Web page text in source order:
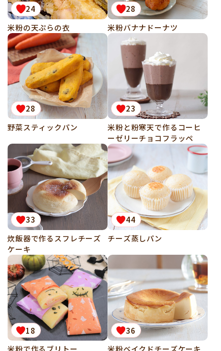
24
米粉の天ぷらの衣
28
米粉バナナドーナツ
28
野菜スティックパン
23
米粉と粉寒天で作るコーヒ
ーゼリーチョコフラッペ
33
炊飯器で作るスフレチーズ
ケーキ
44
チーズ蒸しパン
18
米粉で作るブリトー
36
米粉ベイクドチーズケーキ